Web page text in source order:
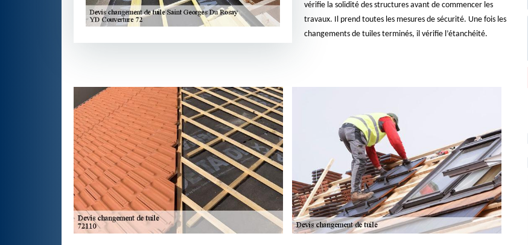
vérifie la solidité des structures avant de commencer les
travaux. Il prend toutes les mesures de sécurité. Une fois les
changements de tuiles terminés, il vérifie l’étanchéité.